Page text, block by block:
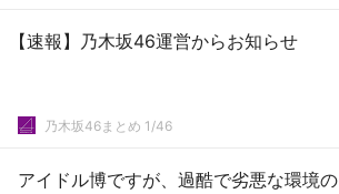
【速報】乃木坂46運営からお知らせ
乃木坂46まとめ 1/46
アイドル博ですが、過酷で劣悪な環境の